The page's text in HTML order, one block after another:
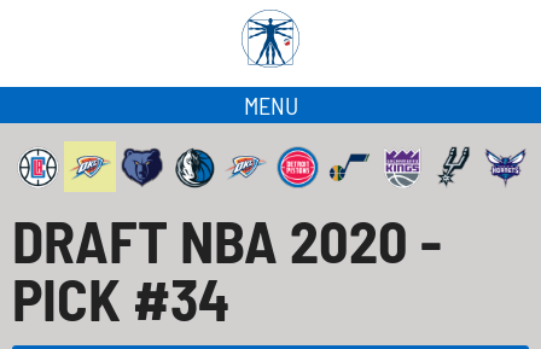
MENU
DRAFT NBA 2020 -
PICK #34